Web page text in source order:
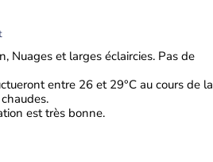
Nuages et larges éclaircies. Pas de
entre 26 et 29°C au cours de la
est très bonne.